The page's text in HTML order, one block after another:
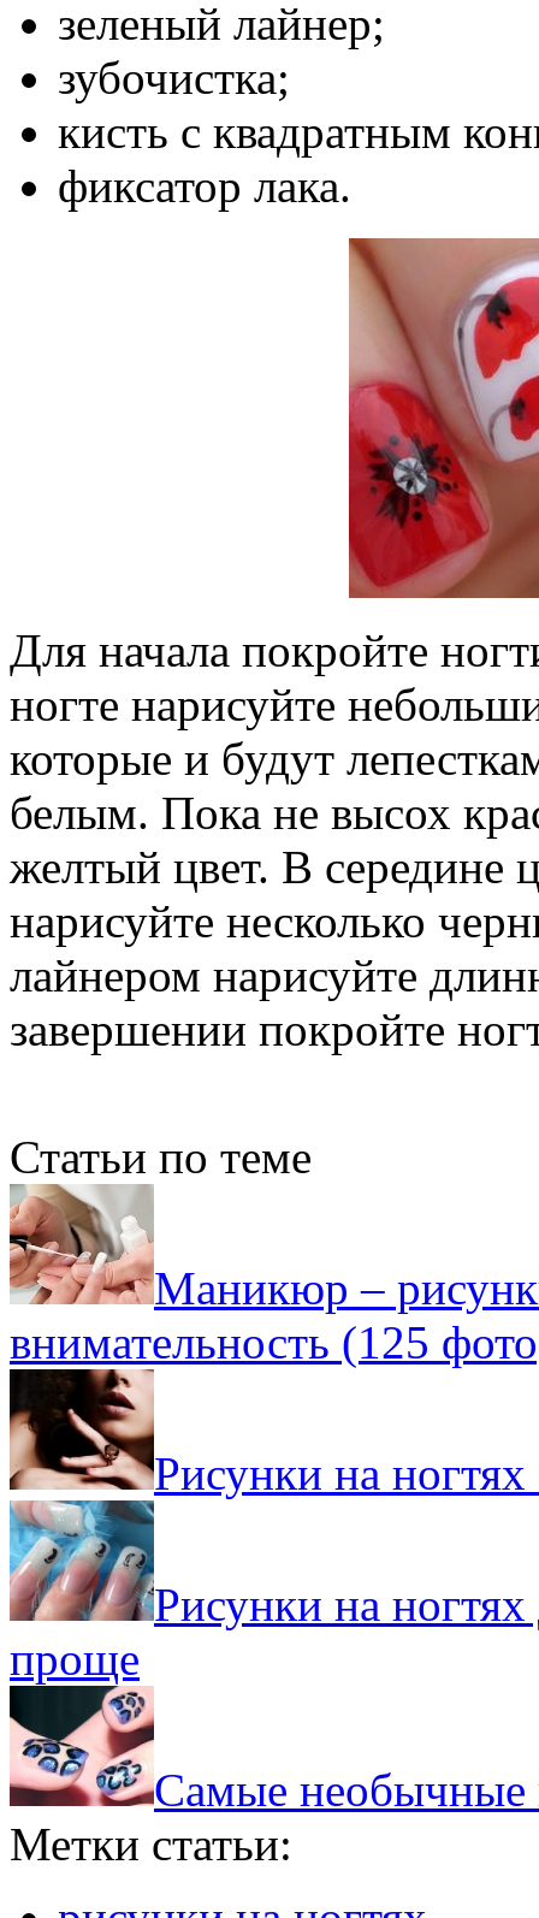
зеленый лайнер;
зубочистка;
кисть с квадратным
фиксатор лака.
Для начала покройте
ногте нарисуйте
которые и будут
белым. Пока не высох
желтый цвет. В середине
нарисуйте несколько
лайнером нарисуйте
завершении покройте
Статьи по теме
Маникюр –
внимательность (125
Рисунки на
Рисунки на
проще
Самые необычные
Метки статьи: